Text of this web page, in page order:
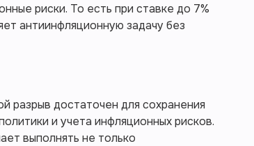
риски. То есть при ставке до 7%
антиинфляционную задачу без
разрыв достаточен для сохранения
и учета инфляционных рисков.
выполнять не только